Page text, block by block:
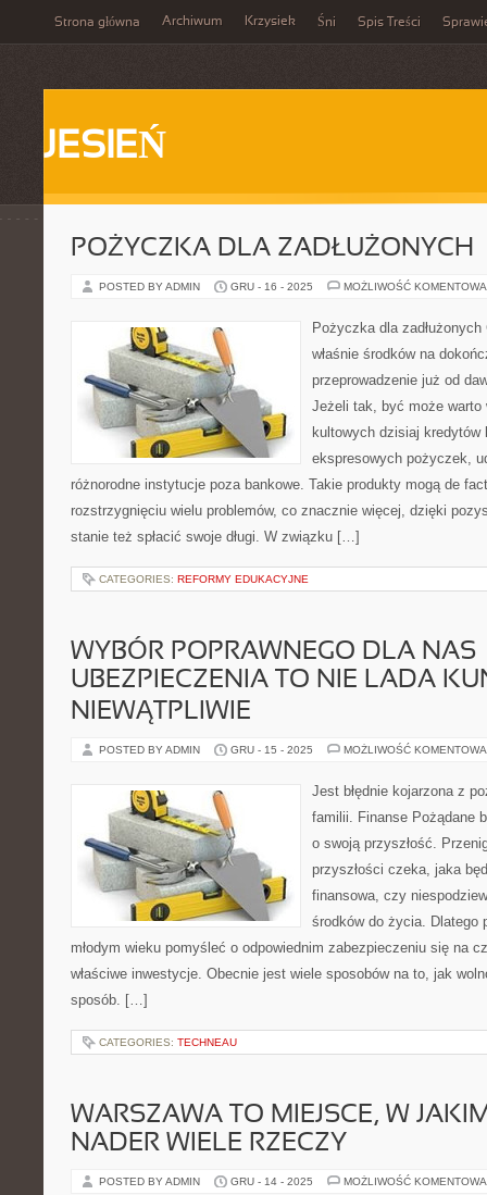
Strona główna Archiwum Krzysiek Śni Spis Treści
JESIEŃ
POŻYCZKA DLA ZADŁUŻONYCH
POSTED BY ADMIN GRU - 16 - 2025 MOŻLIWOŚĆ
Pożyczka dla
właśnie środków na
przeprowadzenie już od
Jeżeli tak, być może warto
kultowych dzisiaj
ekspresowych pożyczek,
różnorodne instytucje poza bankowe. Takie produkty mogą de
rozstrzygnięciu wielu problemów, co znacznie więcej, dzięki
stanie też spłacić swoje długi. W związku […]
CATEGORIES: REFORMY EDUKACYJNE
WYBÓR POPRAWNEGO DLA NAS
UBEZPIECZENIA TO NIE LADA
NIEWĄTPLIWIE
POSTED BY ADMIN GRU - 15 - 2025 MOŻLIWOŚĆ
Jest błędnie kojarzona z
familii. Finanse Pożądane
o swoją przyszłość.
przyszłości czeka, jaka
finansowa, czy
środków do życia. Dlatego
młodym wieku pomyśleć o odpowiednim zabezpieczeniu się na
właściwe inwestycje. Obecnie jest wiele sposobów na to, jak
sposób. […]
CATEGORIES: TECHNEAU
WARSZAWA TO MIEJSCE, W
NADER WIELE RZECZY
POSTED BY ADMIN GRU - 14 - 2025 MOŻLIWOŚĆ